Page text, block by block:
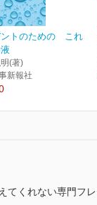
ントのための これ
(著)
新報社
くれない専門フレ